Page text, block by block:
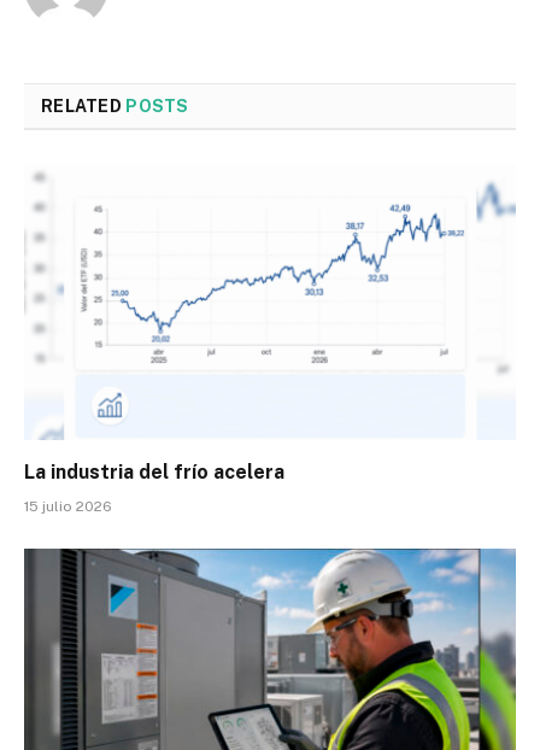
RELATED POSTS
La industria del frío acelera
15 julio 2026